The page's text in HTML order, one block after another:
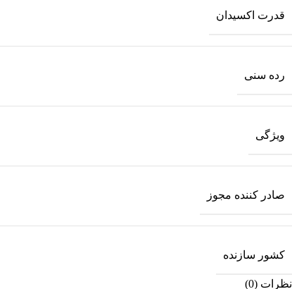
قدرت اکسیدان
رده سنی
ویژگی
صادر کننده مجوز
کشور سازنده
نظرات (0)